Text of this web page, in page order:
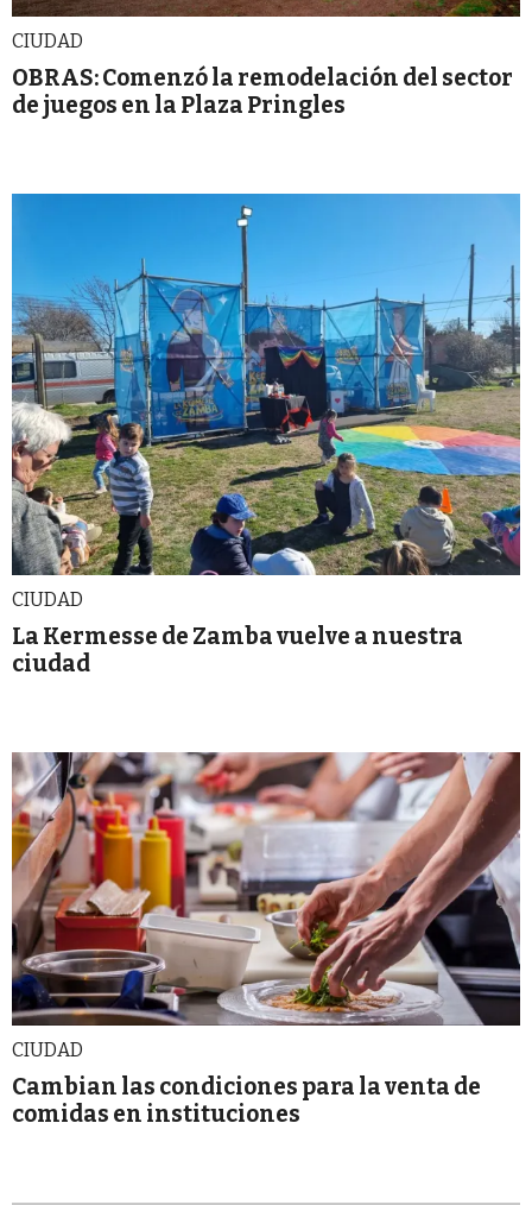
CIUDAD
OBRAS: Comenzó la remodelación del sector
de juegos en la Plaza Pringles
CIUDAD
La Kermesse de Zamba vuelve a nuestra
ciudad
CIUDAD
Cambian las condiciones para la venta de
comidas en instituciones